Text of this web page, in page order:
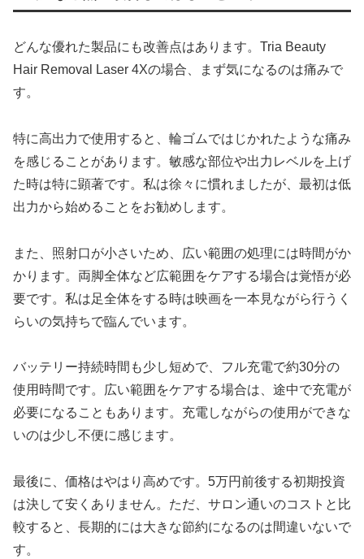
どんな優れた製品にも改善点はあります。Tria Beauty
Hair Removal Laser 4Xの場合、まず気になるのは痛みで
す。
特に高出力で使用すると、輪ゴムではじかれたような痛み
を感じることがあります。敏感な部位や出力レベルを上げ
た時は特に顕著です。私は徐々に慣れましたが、最初は低
出力から始めることをお勧めします。
また、照射口が小さいため、広い範囲の処理には時間がか
かります。両脚全体など広範囲をケアする場合は覚悟が必
要です。私は足全体をする時は映画を一本見ながら行うく
らいの気持ちで臨んでいます。
バッテリー持続時間も少し短めで、フル充電で約30分の
使用時間です。広い範囲をケアする場合は、途中で充電が
必要になることもあります。充電しながらの使用ができな
いのは少し不便に感じます。
最後に、価格はやはり高めです。5万円前後する初期投資
は決して安くありません。ただ、サロン通いのコストと比
較すると、長期的には大きな節約になるのは間違いないで
す。